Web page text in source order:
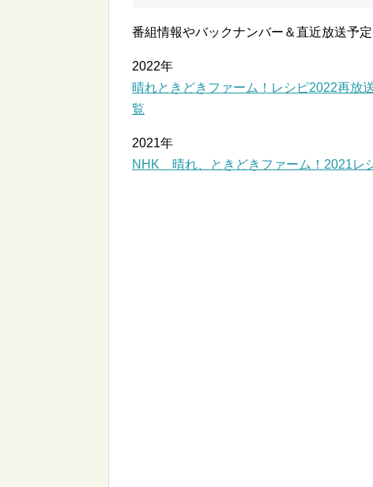
番組情報やバックナンバー＆直近放送予
2022年
晴れときどきファーム！レシピ2022再放
覧
2021年
NHK 晴れ、ときどきファーム！2021レ